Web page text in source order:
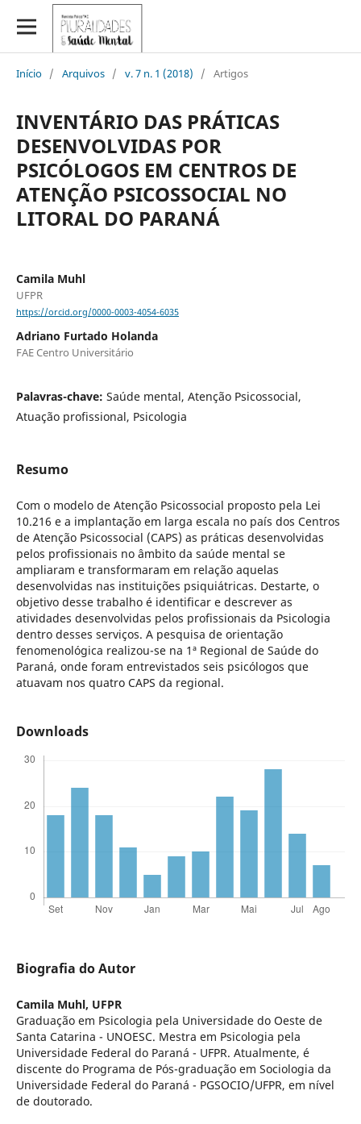
Início / Arquivos / v. 7 n. 1 (2018) / Artigos
INVENTÁRIO DAS PRÁTICAS
DESENVOLVIDAS POR
PSICÓLOGOS EM CENTROS DE
ATENÇÃO PSICOSSOCIAL NO
LITORAL DO PARANÁ
Camila Muhl
UFPR
https://orcid.org/0000-0003-4054-6035
Adriano Furtado Holanda
FAE Centro Universitário
Palavras-chave: Saúde mental, Atenção Psicossocial,
Atuação profissional, Psicologia
Resumo
Com o modelo de Atenção Psicossocial proposto pela Lei
10.216 e a implantação em larga escala no país dos Centros
de Atenção Psicossocial (CAPS) as práticas desenvolvidas
pelos profissionais no âmbito da saúde mental se
ampliaram e transformaram em relação aquelas
desenvolvidas nas instituições psiquiátricas. Destarte, o
objetivo desse trabalho é identificar e descrever as
atividades desenvolvidas pelos profissionais da Psicologia
dentro desses serviços. A pesquisa de orientação
fenomenológica realizou-se na 1ª Regional de Saúde do
Paraná, onde foram entrevistados seis psicólogos que
atuavam nos quatro CAPS da regional.
Downloads
Biografia do Autor
Camila Muhl, UFPR
Graduação em Psicologia pela Universidade do Oeste de
Santa Catarina - UNOESC. Mestra em Psicologia pela
Universidade Federal do Paraná - UFPR. Atualmente, é
discente do Programa de Pós-graduação em Sociologia da
Universidade Federal do Paraná - PGSOCIO/UFPR, em nível
de doutorado.